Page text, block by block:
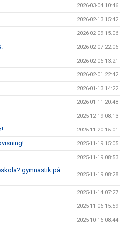
2026-03-04 10:46
2026-02-13 15:42
2026-02-09 15:06
2026-02-07 22:06
2026-02-06 13:21
2026-02-01 22:42
2026-01-13 14:22
2026-01-11 20:48
2025-12-19 08:13
2025-11-20 15:01
2025-11-19 15:05
2025-11-19 08:53
gymnastik på
2025-11-19 08:28
2025-11-14 07:27
2025-11-06 15:59
2025-10-16 08:44